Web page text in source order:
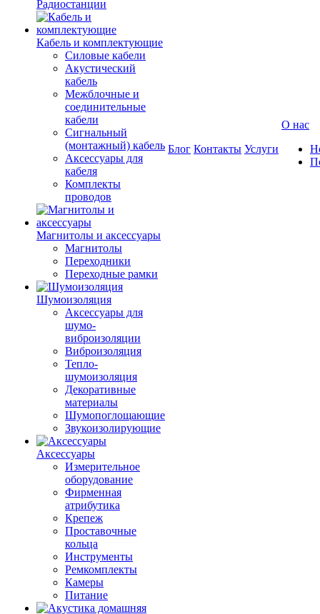
Радиостанции
Кабель и комплектующие
Силовые кабели
Акустический
кабель
Межблочные и
соединительные
кабели
Сигнальный
(монтажный) кабель
Аксессуары для
кабеля
Комплекты
проводов
Магнитолы и аксессуары
Магнитолы
Переходники
Переходные рамки
Шумоизоляция
Аксессуары для
шумо-
виброизоляции
Виброизоляция
Тепло-
шумоизоляция
Декоративные
материалы
Шумопоглощающие
Звукоизолирующие
Аксессуары
Измерительное
оборудование
Фирменная
атрибутика
Крепеж
Проставочные
кольца
Инструменты
Ремкомплекты
Камеры
Питание
Блог Контакты Услуги
О нас